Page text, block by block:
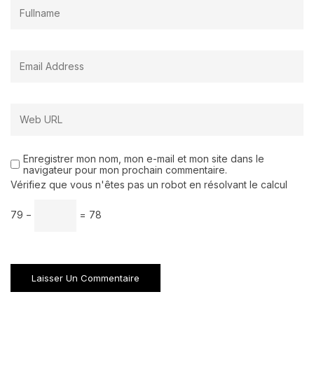
Enregistrer mon nom, mon e-mail et mon site dans le
navigateur pour mon prochain commentaire.
Vérifiez que vous n'êtes pas un robot en résolvant le calcul
79 − = 78